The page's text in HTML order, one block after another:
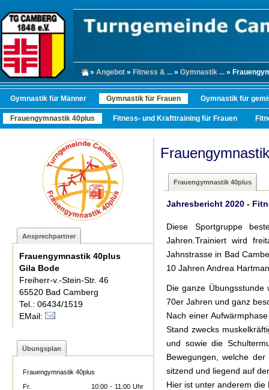
» Angebot » Fitness & ... » Gymnastik ... »
Gymnastik für Männer Gymnastik für Frauen Gymnastik für
Frauengymnastik 40plus Fitness- und Krafttraining für Frauen
Ansprechpartner
Frauengymnastik 40plus
Gila Bode
Freiherr-v.-Stein-Str. 46
65520 Bad Camberg
Tel.: 06434/1519
EMail:
Übungsplan
Frauengymnastik 40plus
Fr.
10:00 - 11:00 Uhr
Frauengymnastik 40plus
Jahresbericht 2020 -
Diese Sportgruppe
Jahren.Trainiert wird
Jahnstrasse in Bad
10 Jahren Andrea
Die ganze
70er Jahren und ganz
Nach einer
Stand zwecks
und sowie die
Bewegungen, welche
sitzend und liegend auf
Hier ist unter anderem